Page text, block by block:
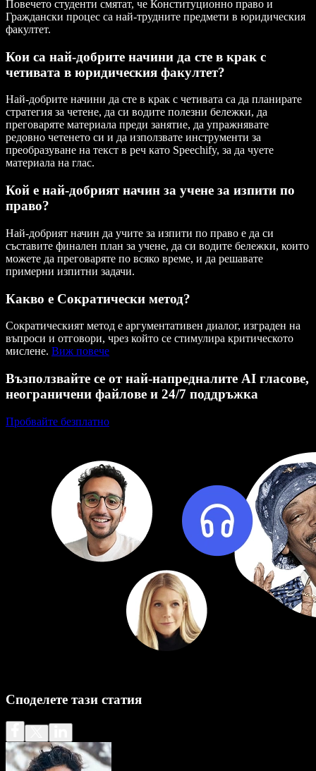
Повечето студенти смятат, че Конституционно право и
Граждански процес са най-трудните предмети в юридическия
факултет.
Кои са най-добрите начини да сте в крак с
четивата в юридическия факултет?
Най-добрите начини да сте в крак с четивата са да планирате
стратегия за четене, да си водите полезни бележки, да
преговаряте материала преди занятие, да упражнявате
редовно четенето си и да използвате инструменти за
преобразуване на текст в реч като Speechify, за да чуете
материала на глас.
Кой е най-добрият начин за учене за изпити по
право?
Най-добрият начин да учите за изпити по право е да си
съставите финален план за учене, да си водите бележки, които
можете да преговаряте по всяко време, и да решавате
примерни изпитни задачи.
Какво е Сократически метод?
Сократическият метод е аргументативен диалог, изграден на
въпроси и отговори, чрез който се стимулира критическото
мислене. Виж повече
Възползвайте се от най-напредналите AI гласове,
неограничени файлове и 24/7 поддръжка
Пробвайте безплатно
Споделете тази статия